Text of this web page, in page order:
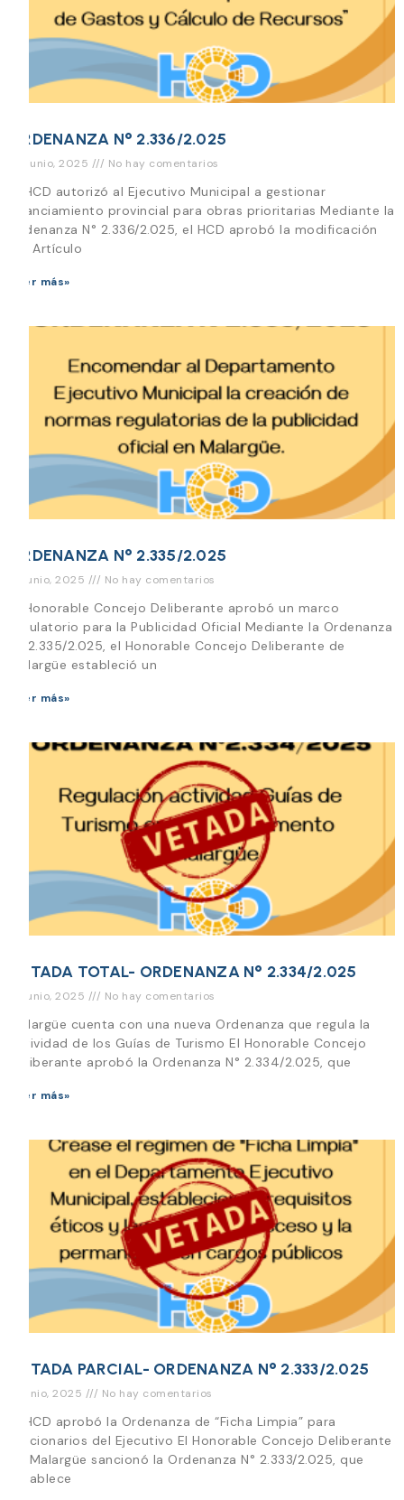
ORDENANZA N° 2.336/2.025
25 junio, 2025 No hay comentarios
El HCD autorizó al Ejecutivo Municipal a gestionar
financiamiento provincial para obras prioritarias Mediante la
Ordenanza N° 2.336/2.025, el HCD aprobó la modificación
del Artículo
Leer más»
ORDENANZA N° 2.335/2.025
13 junio, 2025 No hay comentarios
El Honorable Concejo Deliberante aprobó un marco
regulatorio para la Publicidad Oficial Mediante la Ordenanza
N° 2.335/2.025, el Honorable Concejo Deliberante de
Malargüe estableció un
Leer más»
VETADA TOTAL- ORDENANZA N° 2.334/2.025
13 junio, 2025 No hay comentarios
Malargüe cuenta con una nueva Ordenanza que regula la
actividad de los Guías de Turismo El Honorable Concejo
Deliberante aprobó la Ordenanza N° 2.334/2.025, que
Leer más»
VETADA PARCIAL- ORDENANZA N° 2.333/2.025
11 junio, 2025 No hay comentarios
El HCD aprobó la Ordenanza de “Ficha Limpia” para
funcionarios del Ejecutivo El Honorable Concejo Deliberante
de Malargüe sancionó la Ordenanza N° 2.333/2.025, que
establece